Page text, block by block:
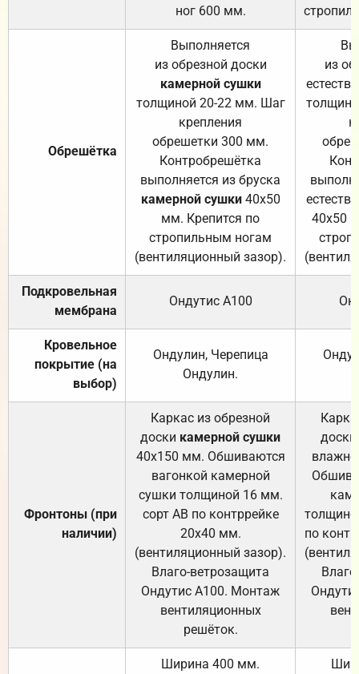
ног 600 мм.
Обрешётка
Выполняется
из обрезной доски
камерной сушки
толщиной 20-22 мм. Шаг
крепления
обрешетки 300 мм.
Контробрешётка
выполняется из бруска
камерной сушки40х50
мм. Крепится по
стропильным ногам
(вентиляционный зазор).
из
40х50
Подкровельная
мембрана
Ондутис А100
Кровельное
покрытие (на
выбор)
Ондулин, Черепица
Ондулин.
Фронтоны (при
наличии)
Каркас из обрезной
доски камерной сушки
40х150 мм. Обшиваются
вагонкой камерной
сушки толщиной 16 мм.
сорт АВ по контррейке
20х40 мм.
(вентиляционный зазор).
Влаго-ветрозащита
Ондутис А100. Монтаж
вентиляционных
решёток.
доски
по
Ширина 400 мм.